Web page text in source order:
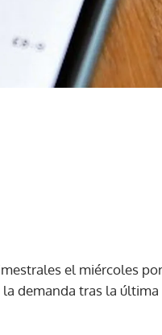
el miércoles
demanda tras la